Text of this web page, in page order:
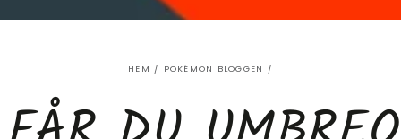
HEM / POKÉMON BLOGGEN /